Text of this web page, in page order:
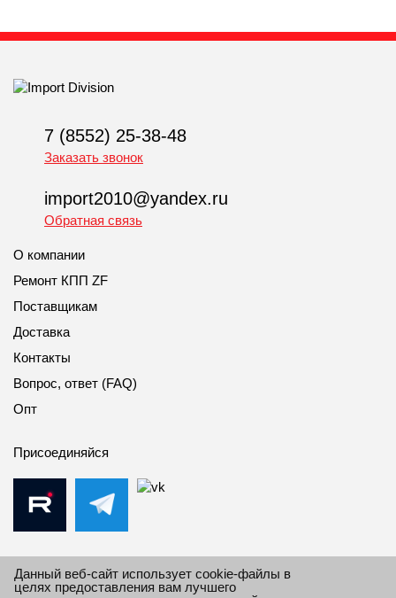
7 (8552) 25-38-48
Заказать звонок
import2010@yandex.ru
Обратная связь
О компании
Ремонт КПП ZF
Поставщикам
Доставка
Контакты
Вопрос, ответ (FAQ)
Опт
Присоединяйся
Данный веб-сайт использует cookie-файлы в
целях предоставления вам лучшего